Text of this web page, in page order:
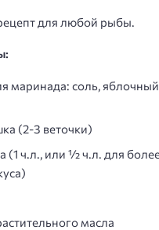
для любой рыбы.
маринада: соль, яблочный
(2-3 веточки)
(1 ч.л., или ½ ч.л. для
масла